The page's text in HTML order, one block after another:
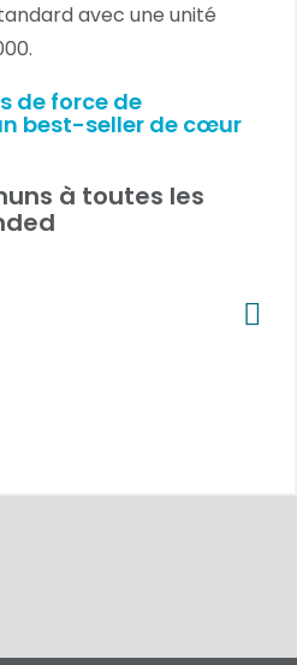
avec une unité
de force de
best-seller de cœur
à toutes les